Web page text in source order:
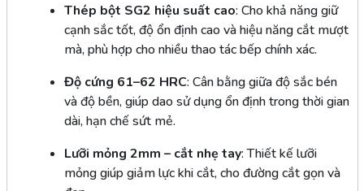
Thép bột SG2 hiệu suất cao: Cho khả năng giữ
cạnh sắc tốt, độ ổn định cao và hiệu năng cắt mượt
mà, phù hợp cho nhiều thao tác bếp chính xác.
Độ cứng 61–62 HRC: Cân bằng giữa độ sắc bén
và độ bền, giúp dao sử dụng ổn định trong thời gian
dài, hạn chế sứt mẻ.
Lưỡi mỏng 2mm – cắt nhẹ tay: Thiết kế lưỡi
mỏng giúp giảm lực khi cắt, cho đường cắt gọn và